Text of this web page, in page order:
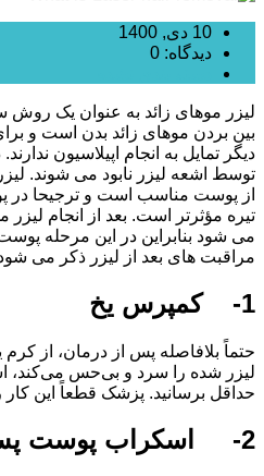
10 دی, 1400
دیدگاه: 0
لیزر موهای زائد به عنوان یک روش
بین بردن موهای زائد بدن است و
دیگر تمایل به انجام اپیلاسیون
توسط اشعه لیزر نابود می شوند.
از پوست مناسب است و ترجیحا در
تیره مؤثرتر است. بعد از انجام
می شود بنابراین در این مرحله پوست
مراقبت های بعد از لیزر ذکر می
1- کمپرس یخ
حتماً بلافاصله پس از درمان، از
لیزر شده را سرد و بی‌حس می‌کند،
حداقل برسانید. پزشک قطعاً این کار
2- اسکراب پوست پس از لیزر